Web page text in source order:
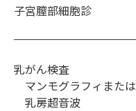
子宮膣部細胞診
乳がん検査
マンモグラフィまたは
乳房超音波